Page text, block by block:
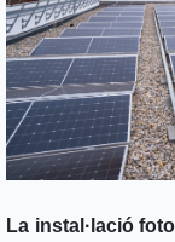
La instal·lació